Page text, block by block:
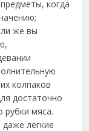
когда
же вы
колпаков
достаточно
рубки мяса.
лёгкие